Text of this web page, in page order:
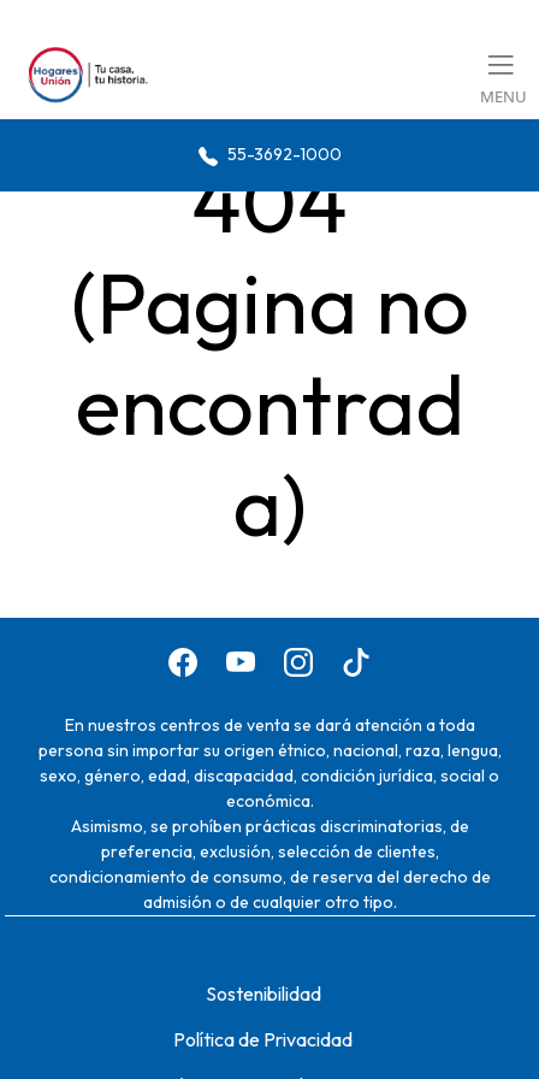
MENU
55-3692-1000
404
(Pagina no
encontrad
a)
En nuestros centros de venta se dará atención a toda
persona sin importar su origen étnico, nacional, raza, lengua,
sexo, género, edad, discapacidad, condición jurídica, social o
económica.
Asimismo, se prohíben prácticas discriminatorias, de
preferencia, exclusión, selección de clientes,
condicionamiento de consumo, de reserva del derecho de
admisión o de cualquier otro tipo.
Sostenibilidad
Política de Privacidad